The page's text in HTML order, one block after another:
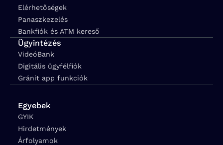
Elérhetőségek
Panaszkezelés
Bankfiók és ATM kereső
Ügyintézés
VideóBank
Digitális ügyfélfiók
Gránit app funkciók
Egyebek
GYIK
Hirdetmények
Árfolyamok